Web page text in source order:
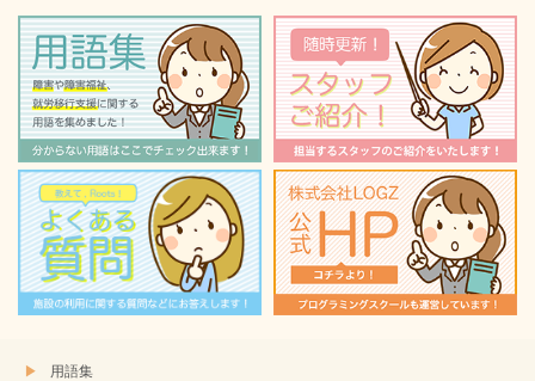
ウ
ィ
ン
ド
ウ
で
開
き
ま
す)
て
く
だ
さ
い
(新
し
い
ウ
ィ
ン
ド
ウ
で
開
き
ま
す)
用語集